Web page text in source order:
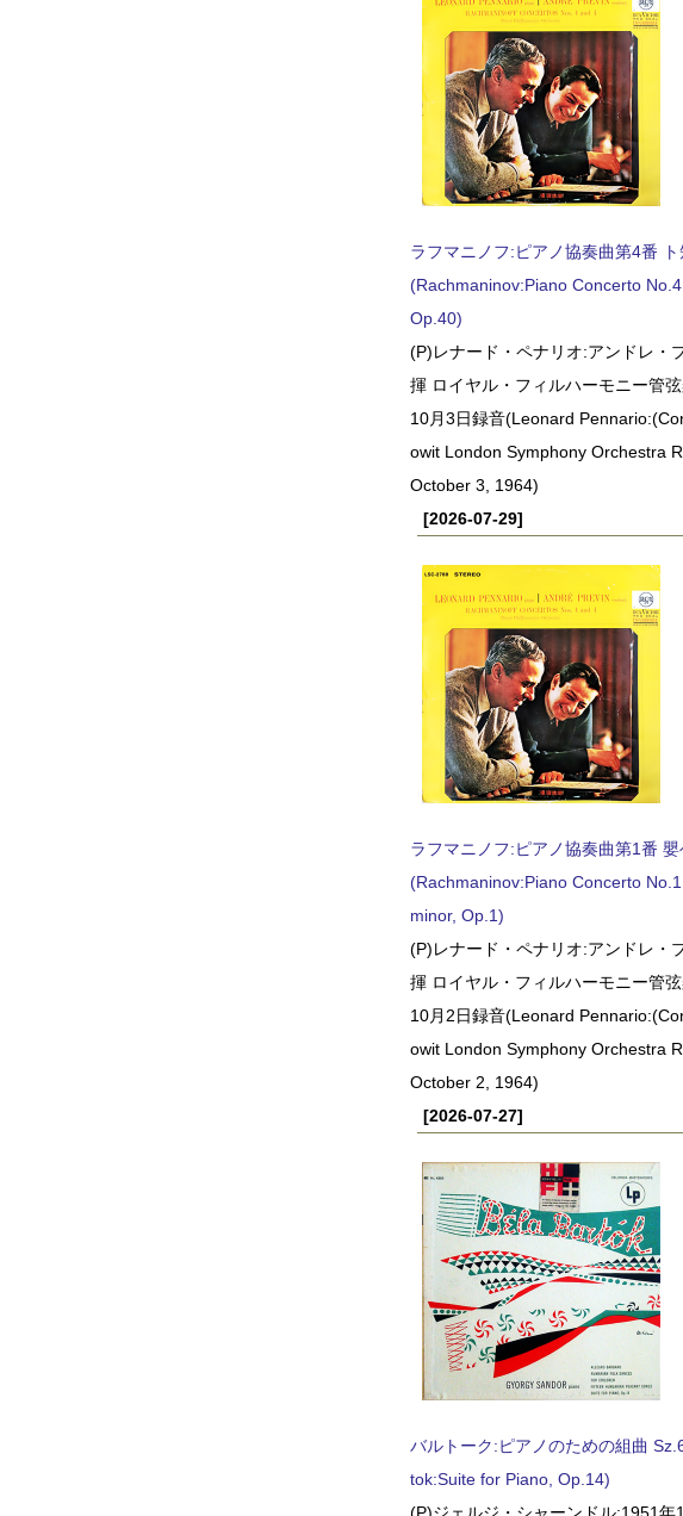
ラフマニノフ:ピアノ協奏曲第4番
(Rachmaninov:Piano Concerto
Op.40)
(P)レナード・ペナリオ:アンドレ・
揮 ロイヤル・フィルハーモニー管
10月3日録音(Leonard
owit London Symphony Orchestra
October 3, 1964)
[2026-07-29]
ラフマニノフ:ピアノ協奏曲第1番
(Rachmaninov:Piano Concerto
minor, Op.1)
(P)レナード・ペナリオ:アンドレ・
揮 ロイヤル・フィルハーモニー管
10月2日録音(Leonard
owit London Symphony Orchestra
October 2, 1964)
[2026-07-27]
バルトーク:ピアノのための組曲
tok:Suite for Piano, Op.14)
(P)ジェルジ・シャーンドル:1951年